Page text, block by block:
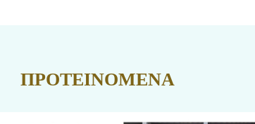
ΠΡΟΤΕΙΝΟΜΕΝΑ